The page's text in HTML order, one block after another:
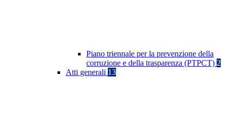
Piano triennale per la prevenzione della
corruzione e della trasparenza (PTPCT) 2
Atti generali 13